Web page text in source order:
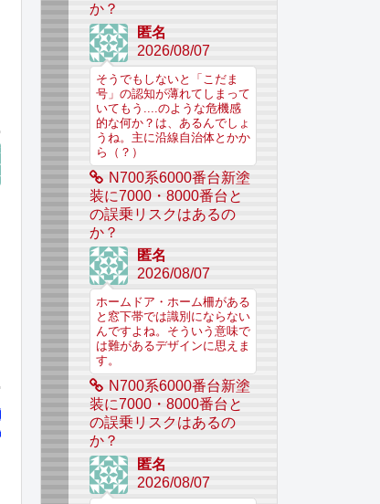
か？
匿名
2026/08/07
そうでもしないと「こだま
号」の認知が薄れてしまって
いてもう....のような危機感
的な何か？は、あるんでしょ
うね。主に沿線自治体とかか
ら（？）
N700系6000番台新塗
装に7000・8000番台と
の誤乗リスクはあるの
か？
匿名
2026/08/07
ホームドア・ホーム柵がある
と窓下帯では識別にならない
んですよね。そういう意味で
は難があるデザインに思えま
す。
N700系6000番台新塗
装に7000・8000番台と
の誤乗リスクはあるの
か？
匿名
2026/08/07